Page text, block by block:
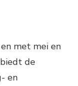
met mei en
de
en